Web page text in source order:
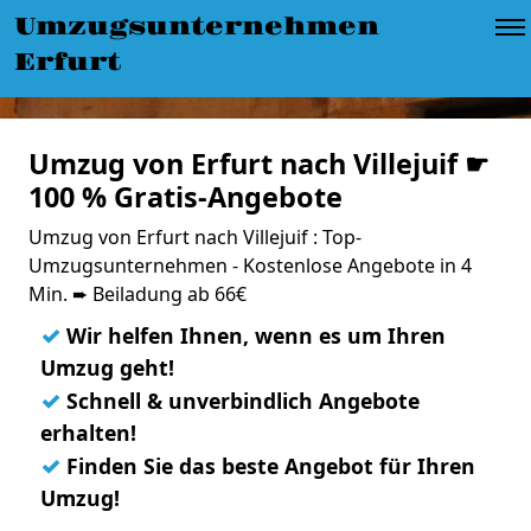
Umzugsunternehmen
Erfurt
Umzug von Erfurt nach Villejuif ☛
100 % Gratis-Angebote
Umzug von Erfurt nach Villejuif : Top-
Umzugsunternehmen - Kostenlose Angebote in 4
Min. ➨ Beiladung ab 66€
✓ Wir helfen Ihnen, wenn es um Ihren
Umzug geht!
✓ Schnell & unverbindlich Angebote
erhalten!
✓ Finden Sie das beste Angebot für Ihren
Umzug!